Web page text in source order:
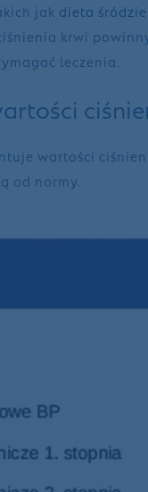
jak dieta
krwi
leczenia.
wartości
od normy.